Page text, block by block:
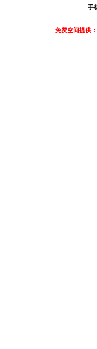
手
免费空间提供